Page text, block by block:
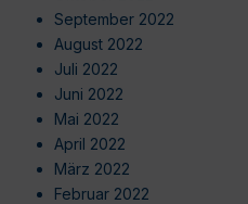
September 2022
August 2022
Juli 2022
Juni 2022
Mai 2022
April 2022
März 2022
Februar 2022